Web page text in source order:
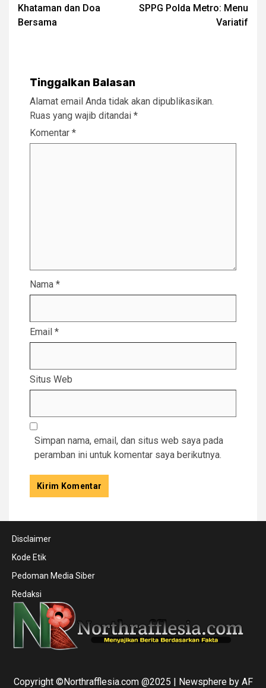
Khataman dan Doa
Bersama
SPPG Polda Metro: Menu
Variatif
Tinggalkan Balasan
Alamat email Anda tidak akan dipublikasikan.
Ruas yang wajib ditandai *
Komentar *
Nama *
Email *
Situs Web
Simpan nama, email, dan situs web saya pada
peramban ini untuk komentar saya berikutnya.
Disclaimer
Kode Etik
Pedoman Media Siber
Redaksi
Copyright ©Northrafflesia.com @2025 | Newsphereby AF